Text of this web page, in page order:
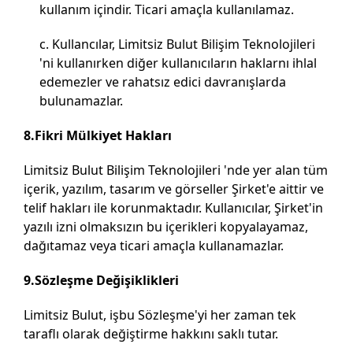
kullanım içindir. Ticari amaçla kullanılamaz.
Kullancılar, Limitsiz Bulut Bilişim Teknolojileri
'ni kullanırken diğer kullanıcıların haklarnı ihlal
edemezler ve rahatsız edici davranışlarda
bulunamazlar.
8.Fikri Mülkiyet Hakları
Limitsiz Bulut Bilişim Teknolojileri 'nde yer alan tüm
içerik, yazılım, tasarım ve görseller Şirket'e aittir ve
telif hakları ile korunmaktadır. Kullanıcılar, Şirket'in
yazılı izni olmaksızın bu içerikleri kopyalayamaz,
dağıtamaz veya ticari amaçla kullanamazlar.
9.Sözleşme Değişiklikleri
Limitsiz Bulut, işbu Sözleşme'yi her zaman tek
taraflı olarak değiştirme hakkını saklı tutar.